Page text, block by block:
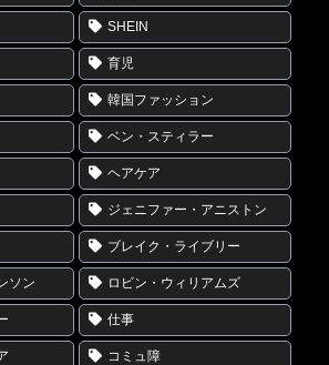
SHEIN
育児
韓国ファッション
ベン・スティラー
ヘアケア
ジェニファー・アニストン
ブレイク・ライブリー
ソン ロビン・ウィリアムズ
仕事
コミュ障